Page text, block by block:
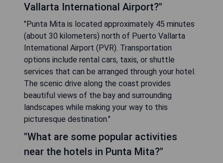
Vallarta International Airport?"
"Punta Mita is located approximately 45 minutes
(about 30 kilometers) north of Puerto Vallarta
International Airport (PVR). Transportation
options include rental cars, taxis, or shuttle
services that can be arranged through your hotel.
The scenic drive along the coast provides
beautiful views of the bay and surrounding
landscapes while making your way to this
picturesque destination."
"What are some popular activities
near the hotels in Punta Mita?"